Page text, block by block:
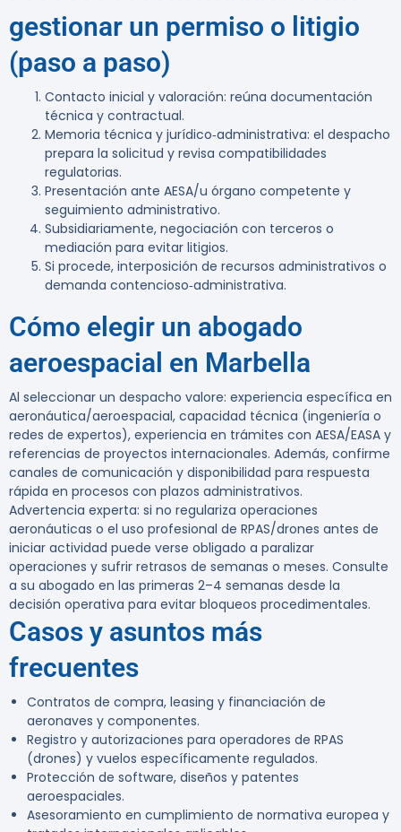
gestionar un permiso o litigio
(paso a paso)
Contacto inicial y valoración: reúna documentación
técnica y contractual.
Memoria técnica y jurídico‑administrativa: el despacho
prepara la solicitud y revisa compatibilidades
regulatorias.
Presentación ante AESA/u órgano competente y
seguimiento administrativo.
Subsidiariamente, negociación con terceros o
mediación para evitar litigios.
Si procede, interposición de recursos administrativos o
demanda contencioso‑administrativa.
Cómo elegir un abogado
aeroespacial en Marbella
Al seleccionar un despacho valore: experiencia específica en
aeronáutica/aeroespacial, capacidad técnica (ingeniería o
redes de expertos), experiencia en trámites con AESA/EASA y
referencias de proyectos internacionales. Además, confirme
canales de comunicación y disponibilidad para respuesta
rápida en procesos con plazos administrativos.
Advertencia experta: si no regulariza operaciones
aeronáuticas o el uso profesional de RPAS/drones antes de
iniciar actividad puede verse obligado a paralizar
operaciones y sufrir retrasos de semanas o meses. Consulte
a su abogado en las primeras 2–4 semanas desde la
decisión operativa para evitar bloqueos procedimentales.
Casos y asuntos más
frecuentes
Contratos de compra, leasing y financiación de
aeronaves y componentes.
Registro y autorizaciones para operadores de RPAS
(drones) y vuelos específicamente regulados.
Protección de software, diseños y patentes
aeroespaciales.
Asesoramiento en cumplimiento de normativa europea y